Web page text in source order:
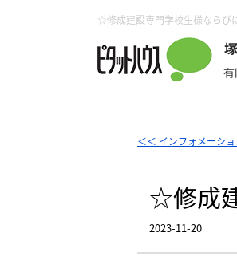
＜＜ インフォメーシ
☆修成
2023-11-20